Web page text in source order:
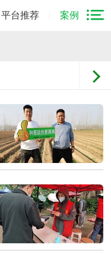
平台推荐 案例